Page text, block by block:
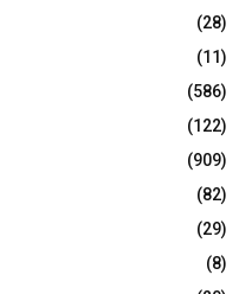
(28)
(11)
(586)
(122)
(909)
(82)
(29)
(8)